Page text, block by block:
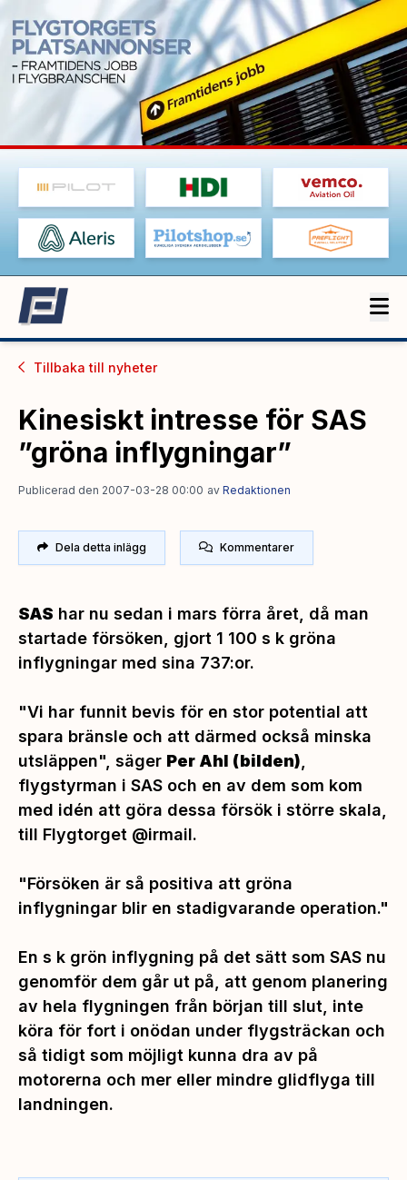
Tillbaka till nyheter
Kinesiskt intresse för SAS
”gröna inflygningar”
Publicerad den 2007-03-28 00:00 av Redaktionen
Dela detta inlägg Kommentarer
SAS har nu sedan i mars förra året, då man
startade försöken, gjort 1 100 s k gröna
inflygningar med sina 737:or.
"Vi har funnit bevis för en stor potential att
spara bränsle och att därmed också minska
utsläppen", säger Per Ahl (bilden)
flygstyrman i SAS och en av dem som kom
med idén att göra dessa försök i större skala,
till Flygtorget @irmail.
"Försöken är så positiva att gröna
inflygningar blir en stadigvarande operation."
En s k grön inflygning på det sätt som SAS nu
genomför dem går ut på, att genom planering
av hela flygningen från början till slut, inte
köra för fort i onödan under flygsträckan och
så tidigt som möjligt kunna dra av på
motorerna och mer eller mindre glidflyga till
landningen.